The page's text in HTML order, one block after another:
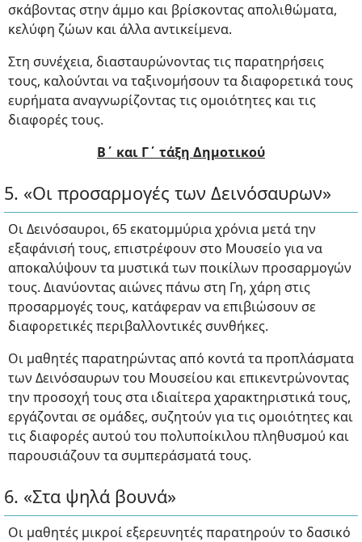
σκάβοντας στην άμμο και βρίσκοντας απολιθώματα,
κελύφη ζώων και άλλα αντικείμενα.
Στη συνέχεια, διασταυρώνοντας τις παρατηρήσεις
τους, καλούνται να ταξινομήσουν τα διαφορετικά τους
ευρήματα αναγνωρίζοντας τις ομοιότητες και τις
διαφορές τους.
Β΄ και Γ΄ τάξη Δημοτικού
5. «Οι προσαρμογές των Δεινόσαυρων»
Οι Δεινόσαυροι, 65 εκατομμύρια χρόνια μετά την
εξαφάνισή τους, επιστρέφουν στο Μουσείο για να
αποκαλύψουν τα μυστικά των ποικίλων προσαρμογών
τους. Διανύοντας αιώνες πάνω στη Γη, χάρη στις
προσαρμογές τους, κατάφεραν να επιβιώσουν σε
διαφορετικές περιβαλλοντικές συνθήκες.
Οι μαθητές παρατηρώντας από κοντά τα προπλάσματα
των Δεινόσαυρων του Μουσείου και επικεντρώνοντας
την προσοχή τους στα ιδιαίτερα χαρακτηριστικά τους,
εργάζονται σε ομάδες, συζητούν για τις ομοιότητες και
τις διαφορές αυτού του πολυποίκιλου πληθυσμού και
παρουσιάζουν τα συμπεράσματά τους.
6. «Στα ψηλά βουνά»
Οι μαθητές μικροί εξερευνητές παρατηρούν το δασικό